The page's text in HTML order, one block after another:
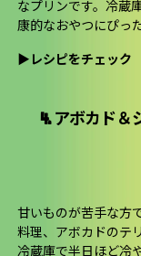
なプリンです。冷蔵
康的なおやつにぴっ
▶ レシピをチェック
4. アボカド＆
甘いものが苦手な方
料理、アボカドのテ
冷蔵庫で半日ほど冷